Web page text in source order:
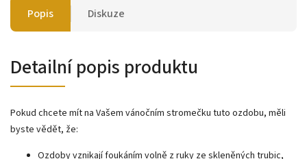
Popis Diskuze
Detailní popis produktu
Pokud chcete mít na Vašem vánočním stromečku tuto ozdobu, měli
byste vědět, že:
Ozdoby vznikají foukáním volně z ruky ze skleněných trubic,